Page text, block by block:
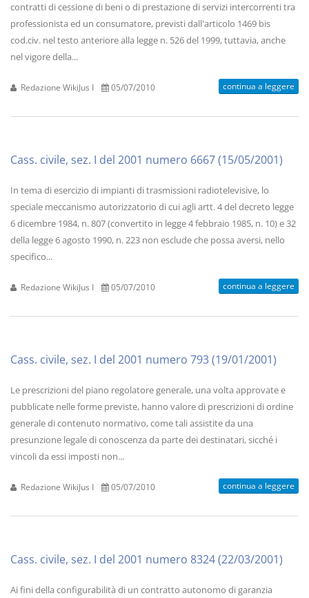
contratti di cessione di beni o di prestazione di servizi intercorrenti tra
professionista ed un consumatore, previsti dall'articolo 1469 bis
cod.civ. nel testo anteriore alla legge n. 526 del 1999, tuttavia, anche
nel vigore della...
Redazione WikiJus I 05/07/2010 continua a leggere
Cass. civile, sez. I del 2001 numero 6667 (15/05/2001)
In tema di esercizio di impianti di trasmissioni radiotelevisive, lo
speciale meccanismo autorizzatorio di cui agli artt. 4 del decreto legge
6 dicembre 1984, n. 807 (convertito in legge 4 febbraio 1985, n. 10) e 32
della legge 6 agosto 1990, n. 223 non esclude che possa aversi, nello
specifico...
Redazione WikiJus I 05/07/2010 continua a leggere
Cass. civile, sez. I del 2001 numero 793 (19/01/2001)
Le prescrizioni del piano regolatore generale, una volta approvate e
pubblicate nelle forme previste, hanno valore di prescrizioni di ordine
generale di contenuto normativo, come tali assistite da una
presunzione legale di conoscenza da parte dei destinatari, sicché i
vincoli da essi imposti non...
Redazione WikiJus I 05/07/2010 continua a leggere
Cass. civile, sez. I del 2001 numero 8324 (22/03/2001)
Ai fini della configurabilità di un contratto autonomo di garanzia